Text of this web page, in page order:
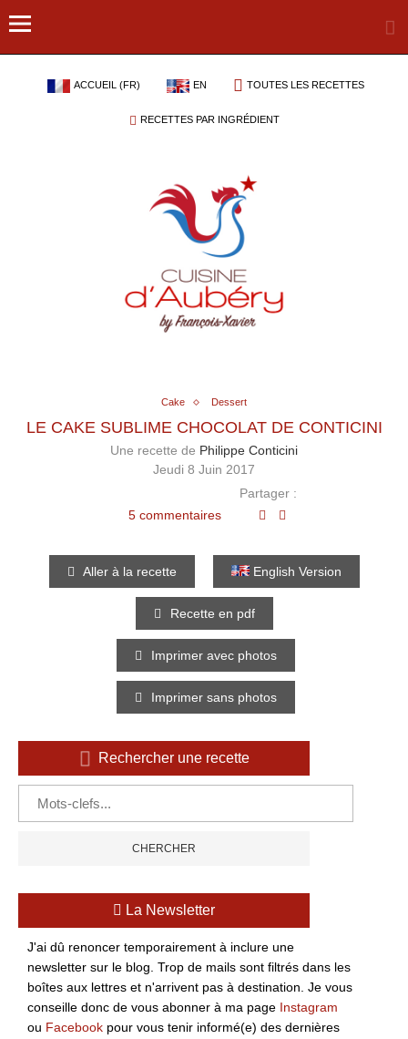
ACCUEIL (FR) EN TOUTES LES RECETTES
RECETTES PAR INGRÉDIENT
Cake Dessert
LE CAKE SUBLIME CHOCOLAT DE CONTICINI
Une recette de Philippe Conticini
Jeudi 8 Juin 2017
5 commentaires
Partager :
Aller à la recette English Version
Recette en pdf
Imprimer avec photos
Imprimer sans photos
Rechercher une recette
La Newsletter
J'ai dû renoncer temporairement à inclure une
newsletter sur le blog. Trop de mails sont filtrés dans les
boîtes aux lettres et n'arrivent pas à destination. Je vous
conseille donc de vous abonner à ma page Instagram
ou Facebook pour vous tenir informé(e) des dernières